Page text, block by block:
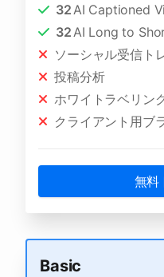
32 AI Captioned
32 AI Long to
ソーシャル受信ト
投稿分析
ホワイトラベリン
クライアント用ブ
無料
Basic